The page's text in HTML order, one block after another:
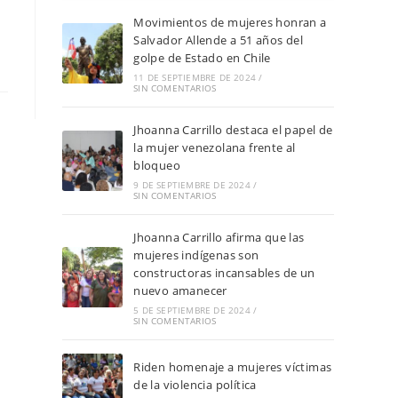
Movimientos de mujeres honran a
Salvador Allende a 51 años del
golpe de Estado en Chile
11 DE SEPTIEMBRE DE 2024 /
SIN COMENTARIOS
Jhoanna Carrillo destaca el papel de
la mujer venezolana frente al
bloqueo
9 DE SEPTIEMBRE DE 2024 /
SIN COMENTARIOS
Jhoanna Carrillo afirma que las
mujeres indígenas son
constructoras incansables de un
nuevo amanecer
5 DE SEPTIEMBRE DE 2024 /
SIN COMENTARIOS
Riden homenaje a mujeres víctimas
de la violencia política